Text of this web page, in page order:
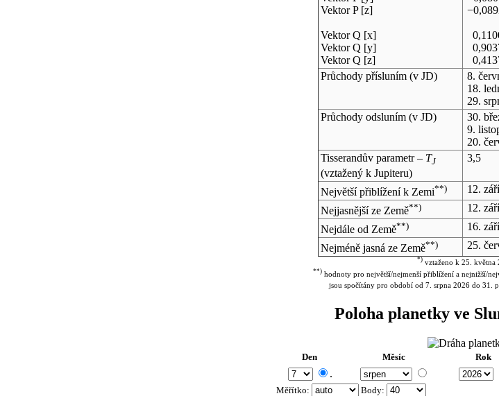
Vektor P [z]
Vektor Q [x]
Vektor Q [y]
Vektor Q [z]
Průchody přísluním (v JD) 8.
18.
29.
Průchody odsluním (v JD) 30.
9.
20.
Tisserandův parametr – TJ
(vztažený k Jupiteru)
3,5
Největší přiblížení k Zemi**) 12.
Nejjasnější ze Země**) 12.
Nejdále od Země**) 16.
Nejméně jasná ze Země**) 25.
*)vztaženo k 25. května
**) hodnoty pro největší/nejmenší přiblížení a nejnižší/
jsou spočítány pro období od 7. srpna 2026 do 31.
Poloha planetky ve
Den Měsíc Rok
.
Měřítko: Body: